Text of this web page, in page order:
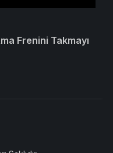
Frenini Takmayı